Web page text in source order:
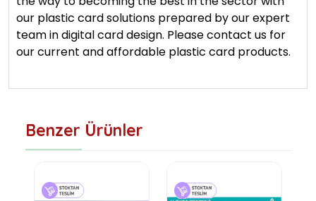
our plastic card solutions prepared by our expert
team in digital card design. Please contact us for
our current and affordable plastic card products.
Benzer Ürünler